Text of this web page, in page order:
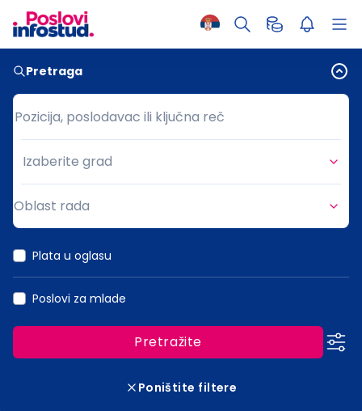
Pretraga
Pozicija, poslodavac ili ključna reč
Pozicija, poslodavac ili ključna reč
Grad
Izaberite grad
Oblast rada
Plata u oglasu
Poslovi za mlade
Pretražite
Poništite filtere